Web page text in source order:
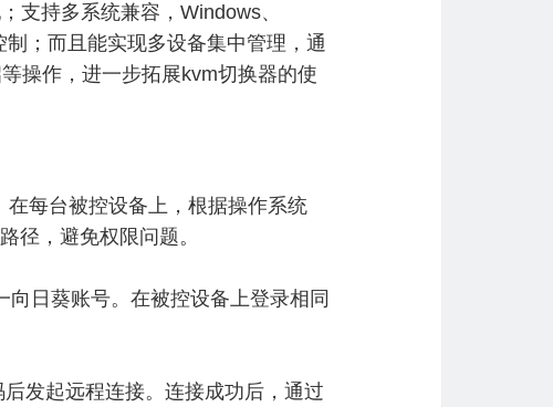
支持多系统兼容，Windows、
；而且能实现多设备集中管理，通
操作，进一步拓展kvm切换器的使
每台被控设备上，根据操作系统
径，避免权限问题。
日葵账号。在被控设备上登录相同
发起远程连接。连接成功后，通过